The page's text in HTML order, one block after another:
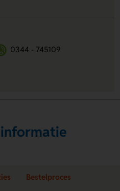
0344 - 745109
Bestelproces